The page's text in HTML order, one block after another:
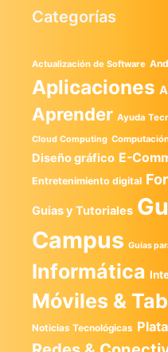
Categorías
Actualización de Software
Aplicaciones
Aprender Ayuda
Cloud Computing
Diseño gráfico E-
Entretenimiento digital
Guias y Tutoriales
Campus Guías
Informática
Móviles &
Noticias Tecnológicas